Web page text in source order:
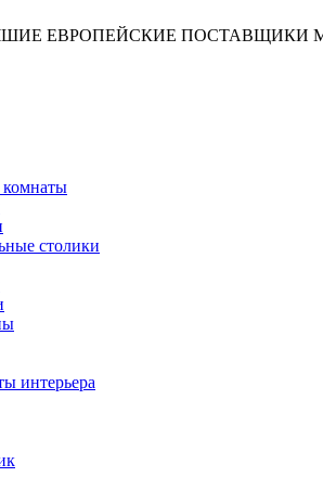
ЕВРОПЕЙСКИЕ ПОСТАВЩИКИ
столики
интерьера